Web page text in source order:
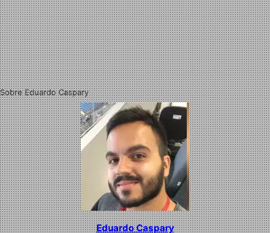
Sobre Eduardo Caspary
Eduardo Caspary